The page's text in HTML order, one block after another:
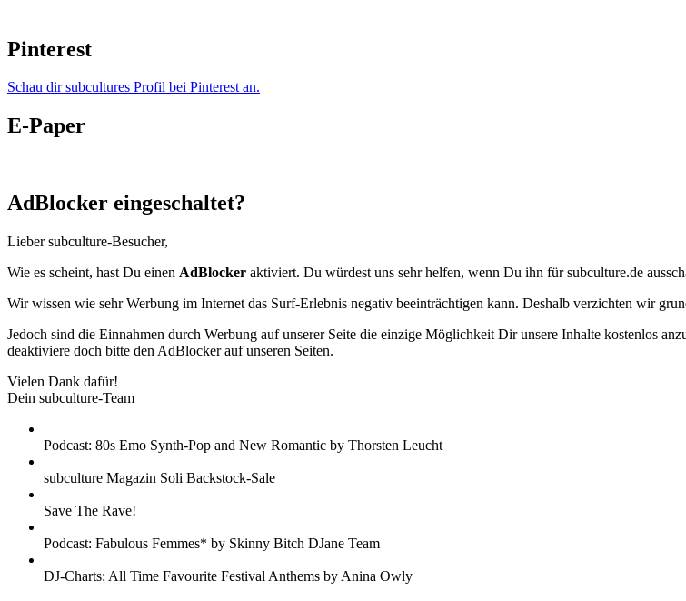
Pinterest
Schau dir subcultures Profil bei Pinterest an.
E-Paper
AdBlocker eingeschaltet?
Lieber subculture-Besucher,
Wie es scheint, hast Du einen AdBlocker aktiviert. Du würdest uns sehr helfen, wenn Du ihn für subculture.de
Wir wissen wie sehr Werbung im Internet das Surf-Erlebnis negativ beeinträchtigen kann. Deshalb verzichten wir
Jedoch sind die Einnahmen durch Werbung auf unserer Seite die einzige Möglichkeit Dir unsere Inhalte kostenlos
deaktiviere doch bitte den AdBlocker auf unseren Seiten.
Vielen Dank dafür!
Dein subculture-Team
Podcast: 80s Emo Synth-Pop and New Romantic by Thorsten Leucht
subculture Magazin Soli Backstock-Sale
Save The Rave!
Podcast: Fabulous Femmes* by Skinny Bitch DJane Team
DJ-Charts: All Time Favourite Festival Anthems by Anina Owly